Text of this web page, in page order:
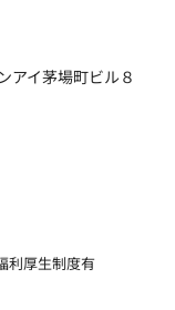
アイ茅場町ビル８
利厚生制度有